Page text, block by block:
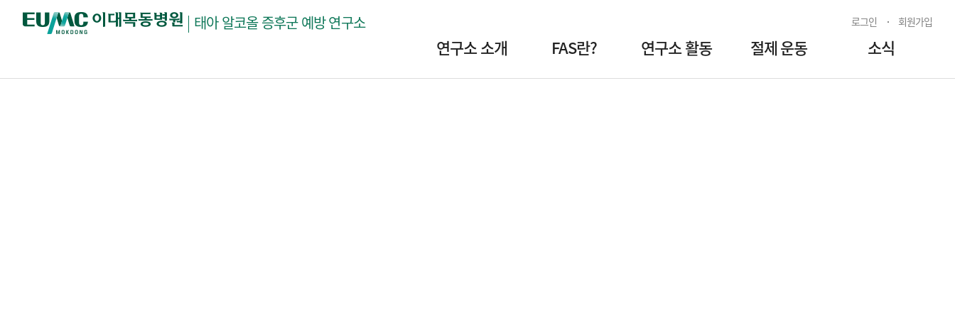
태아 알코올 증후군 예방 연구소 로그인 회원가입
연구소 소개 FAS란? 연구소 활동 절제 운동 소식